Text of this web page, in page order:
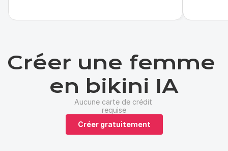
Créer une femme
en bikini IA
Aucune carte de crédit
requise
Créer gratuitement